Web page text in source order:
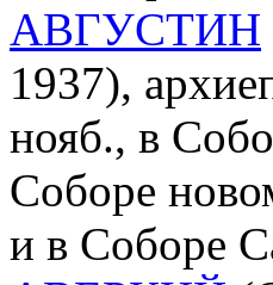
АВГУСТИН
1937),
нояб., в
Соборе
и в Соборе